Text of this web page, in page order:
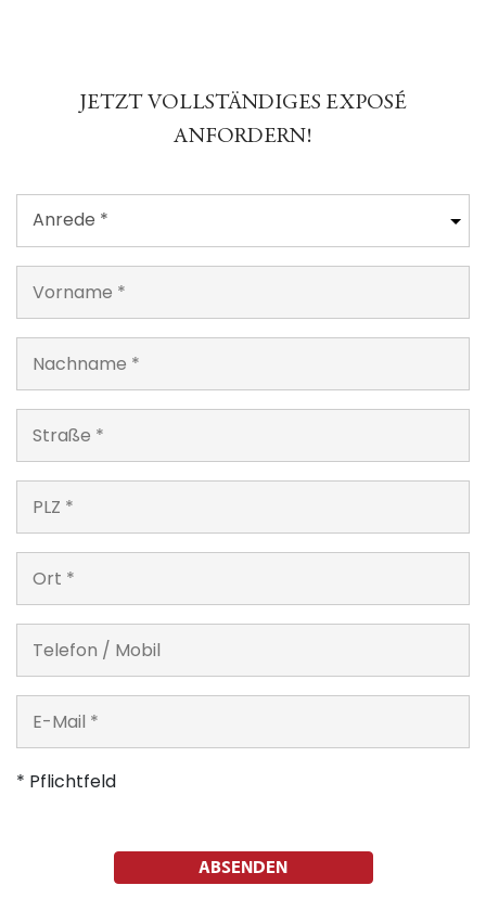
JETZT VOLLSTÄNDIGES EXPOSÉ
ANFORDERN!
* Pflichtfeld
ABSENDEN